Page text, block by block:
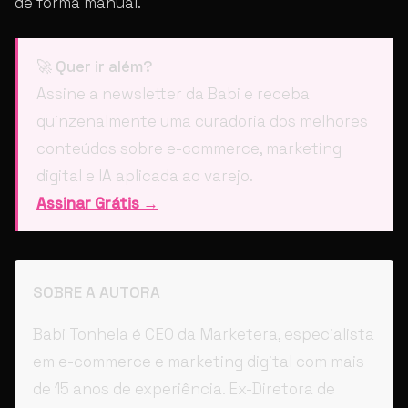
🚀 Quer ir além?
Assine a newsletter da Babi e receba
quinzenalmente uma curadoria dos melhores
conteúdos sobre e-commerce, marketing
digital e IA aplicada ao varejo.
Assinar Grátis →
SOBRE A AUTORA
Babi Tonhela é CEO da Marketera, especialista
em e-commerce e marketing digital com mais
de 15 anos de experiência. Ex-Diretora de